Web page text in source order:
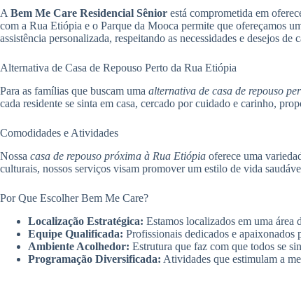
A Bem Me Care Residencial Sênior está comprometida em
com a Rua Etiópia e o Parque da Mooca permite que ofereçamos
assistência personalizada, respeitando as necessidades e desejos de
Alternativa de Casa de Repouso Perto da Rua Etiópia
Para as famílias que buscam uma alternativa de casa de repouso
cada residente se sinta em casa, cercado por cuidado e carinho,
Comodidades e Atividades
Nossa casa de repouso próxima à Rua Etiópia oferece uma
culturais, nossos serviços visam promover um estilo de vida
Por Que Escolher Bem Me Care?
Localização Estratégica: Estamos localizados em uma área
Equipe Qualificada: Profissionais dedicados e apaixonados
Ambiente Acolhedor: Estrutura que faz com que todos se
Programação Diversificada: Atividades que estimulam a